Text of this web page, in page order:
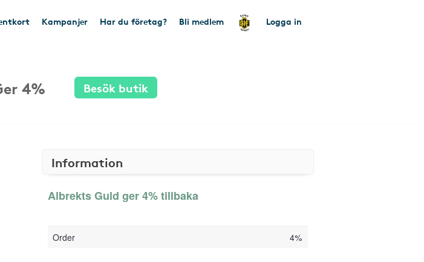
Kampanjer Har du företag? Bli medlem Logga in
4% Besök butik
Information
Albrekts Guld ger 4% tillbaka
Order 4%